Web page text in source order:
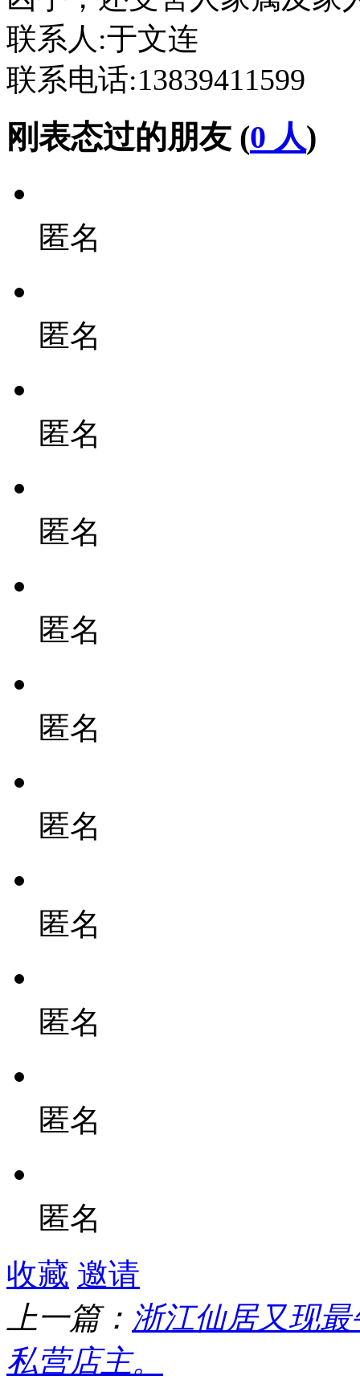
联系人:于文连
联系电话:13839411599
刚表态过的朋友 (0 人)
匿名
匿名
匿名
匿名
匿名
匿名
匿名
匿名
匿名
匿名
匿名
收藏 邀请
上一篇： 浙江仙居又现
私营店主。